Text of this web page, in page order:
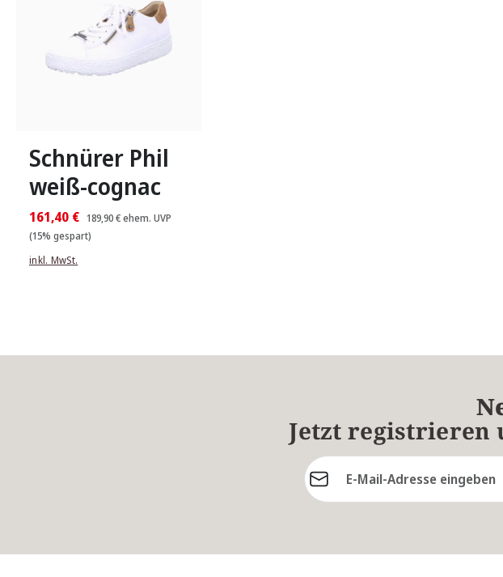
Schnürer Phil
weiß-cognac
161,40 € 189,90 €ehem. UVP
(15% gespart)
inkl. MwSt.
Jetzt registrieren
E-Mail-Adresse*